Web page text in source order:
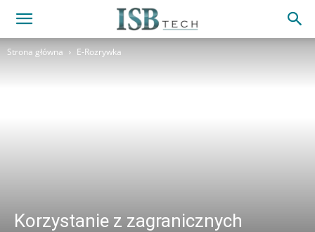
Strona główna E-Rozrywka
Korzystanie z zagranicznych